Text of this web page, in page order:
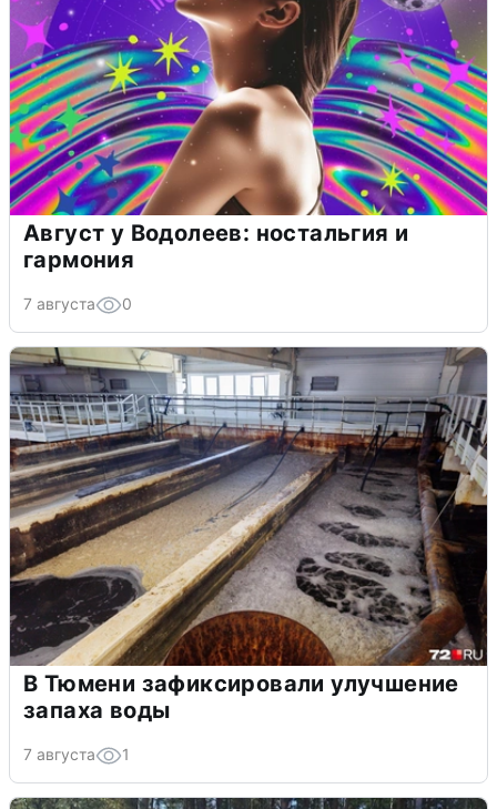
Август у Водолеев: ностальгия и
гармония
7 августа 0
В Тюмени зафиксировали улучшение
запаха воды
7 августа 1